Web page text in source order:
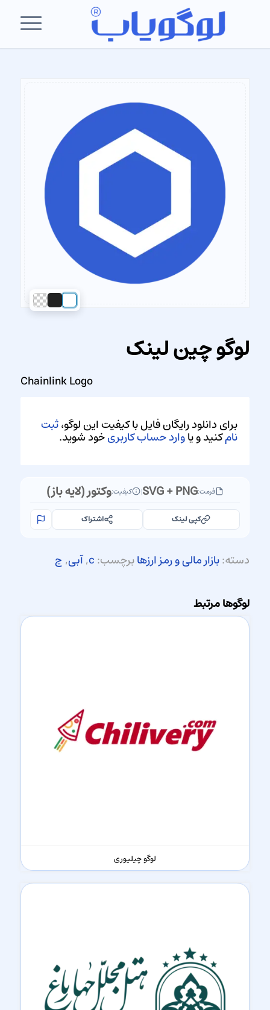
لوگو چین لینک
Chainlink Logo
برای دانلود رایگان فایل با کیفیت این لوگو،ثبت
نامکنید و یاوارد حساب کاربریخود شوید.
فرمت:SVG + PNG
| کیفیت:وکتور (لایه باز)
کپی لینک اشتراک
دسته:بازار مالی و رمز ارزهابرچسب:c
,آبی, چ
لوگوها مرتبط
لوگو چیلیوری